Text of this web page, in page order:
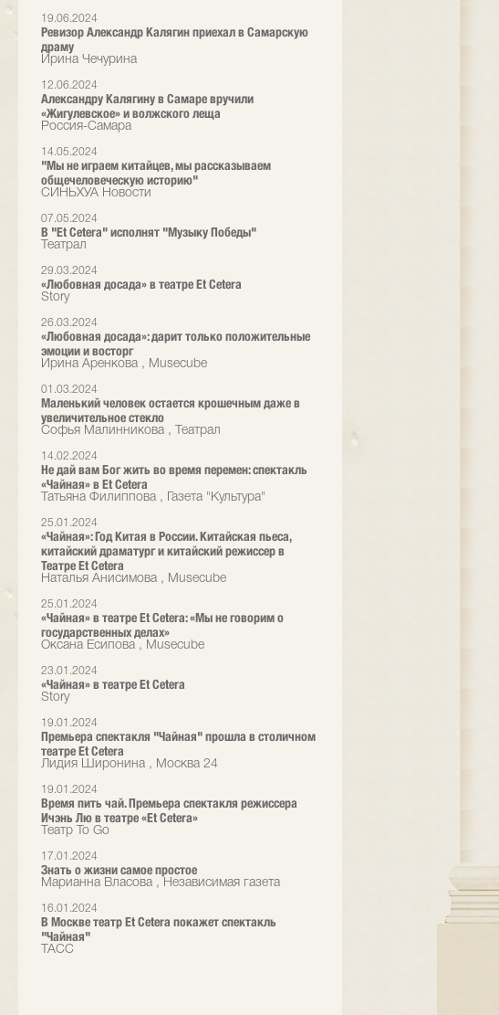
19.06.2024
Ревизор Александр Калягин приехал в Самарскую
драму
Ирина Чечурина
12.06.2024
Александру Калягину в Самаре вручили
«Жигулевское» и волжского леща
Россия-Самара
14.05.2024
"Мы не играем китайцев, мы рассказываем
общечеловеческую историю"
СИНЬХУА Новости
07.05.2024
В "Et Cetera" исполнят "Музыку Победы"
Театрал
29.03.2024
«Любовная досада» в театре Et Cetera
Story
26.03.2024
«Любовная досада»: дарит только положительные
эмоции и восторг
Ирина Аренкова , Musecube
01.03.2024
Маленький человек остается крошечным даже в
увеличительное стекло
Софья Малинникова , Театрал
14.02.2024
Не дай вам Бог жить во время перемен: спектакль
«Чайная» в Et Cetera
Татьяна Филиппова , Газета "Культура"
25.01.2024
«Чайная»: Год Китая в России. Китайская пьеса,
китайский драматург и китайский режиссер в
Театре Et Cetera
Наталья Анисимова , Musecube
25.01.2024
«Чайная» в театре Et Cetera: «Мы не говорим о
государственных делах»
Оксана Есипова , Musecube
23.01.2024
«Чайная» в театре Et Cetera
Story
19.01.2024
Премьера спектакля "Чайная" прошла в столичном
театре Et Cetera
Лидия Широнина , Москва 24
19.01.2024
Время пить чай. Премьера спектакля режиссера
Ичэнь Лю в театре «Et Cetera»
Театр To Go
17.01.2024
Знать о жизни самое простое
Марианна Власова , Независимая газета
16.01.2024
В Москве театр Et Cetera покажет спектакль
"Чайная"
ТАСС